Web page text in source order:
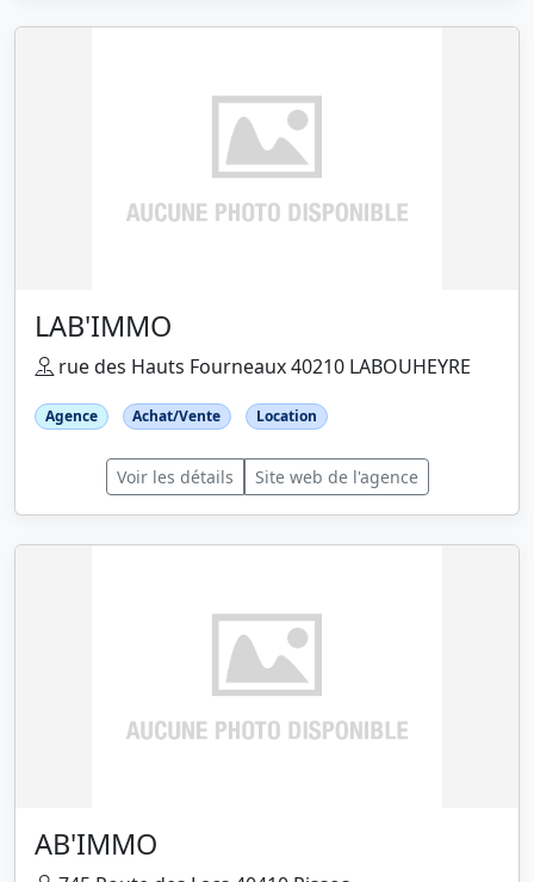
LAB'IMMO
rue des Hauts Fourneaux 40210 LABOUHEYRE
Agence Achat/Vente Location
Voir les détails Site web de l'agence
AB'IMMO